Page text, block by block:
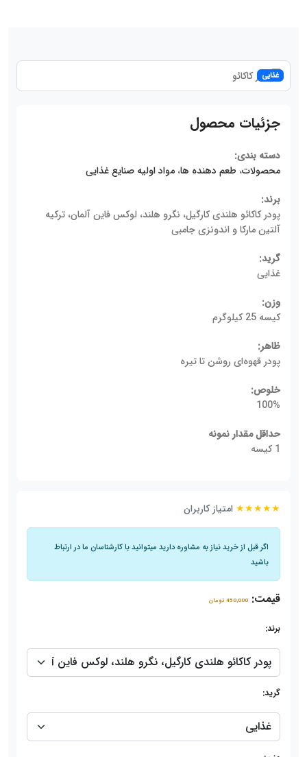
غذایی
جزئیات محصول
دسته بندی:
محصولات، طعم دهنده ها، مواد اولیه صنایع غذایی
برند:
پودر کاکائو هلندی کارگیل، نگرو هلند، لوکس فاین آلمان، ترکیه
آلتین مارکا و اندونزی جامبی
گرید:
غذایی
وزن:
کیسه 25 کیلوگرم
ظاهر:
پودر قهوه‌ای روشن تا تیره
خلوص:
100%
حداقل مقدار نمونه
1 کیسه
★★★★★ امتیاز کاربران
اگر قبل از خرید نیاز به مشاوره دارید میتوانید با کارشناسان ما در ارتباط
باشید
قیمت: 450,000 تومان
برند:
گرید: